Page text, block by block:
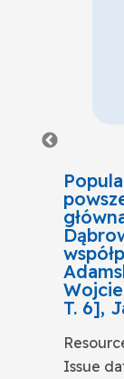
T. 6],
Issue